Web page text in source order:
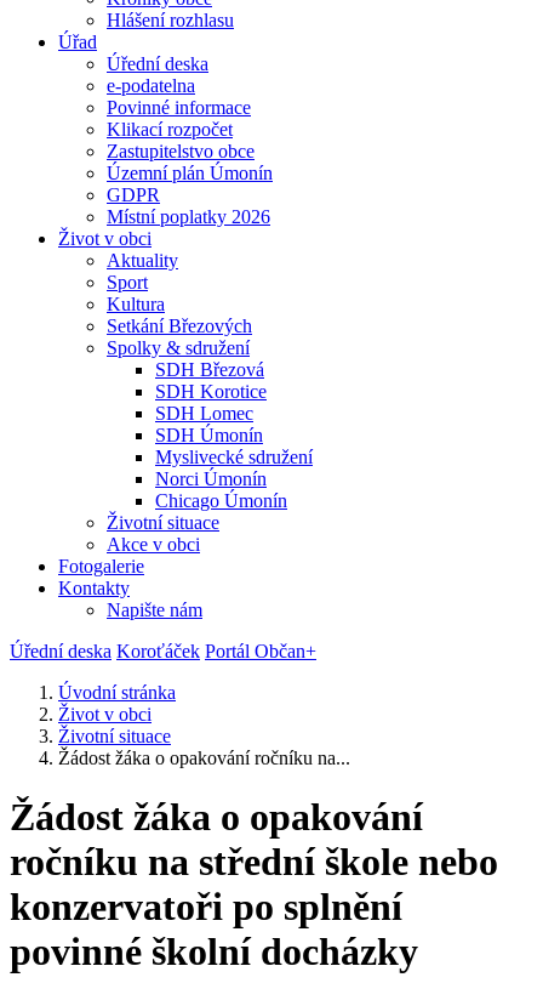
Hlášení rozhlasu
Úřad
Úřední deska
e-podatelna
Povinné informace
Klikací rozpočet
Zastupitelstvo obce
Územní plán Úmonín
GDPR
Místní poplatky 2026
Život v obci
Aktuality
Sport
Kultura
Setkání Březových
Spolky & sdružení
SDH Březová
SDH Korotice
SDH Lomec
SDH Úmonín
Myslivecké sdružení
Norci Úmonín
Chicago Úmonín
Životní situace
Akce v obci
Fotogalerie
Kontakty
Napište nám
Úřední deska Koroťáček Portál Občan+
Úvodní stránka
Život v obci
Životní situace
Žádost žáka o opakování ročníku na...
Žádost žáka o opakování
ročníku na střední škole nebo
konzervatoři po splnění
povinné školní docházky